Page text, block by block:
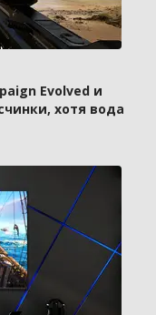
Evolved и
хотя вода